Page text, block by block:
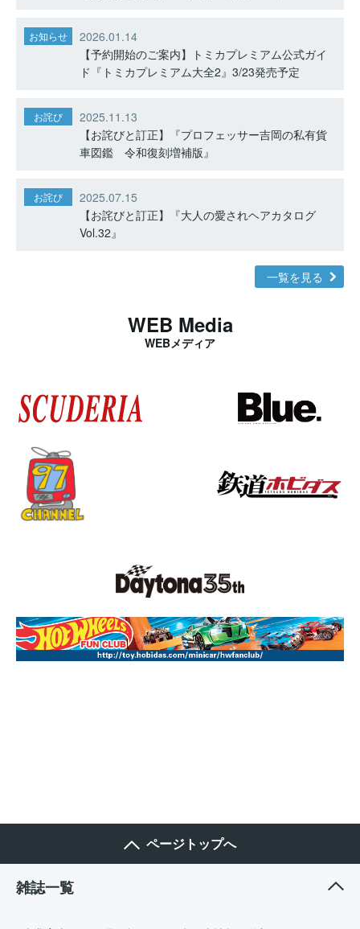
お知らせ
2026.01.14
【予約開始のご案内】トミカプレミアム公式ガイ
ド『トミカプレミアム大全2』3/23発売予定
お詫び
2025.11.13
【お詫びと訂正】『プロフェッサー吉岡の私有貨
車図鑑 令和復刻増補版』
お詫び
2025.07.15
【お詫びと訂正】『大人の愛されヘアカタログ
Vol.32』
一覧を見る
WEB Media
WEBメディア
ページトップへ
雑誌一覧